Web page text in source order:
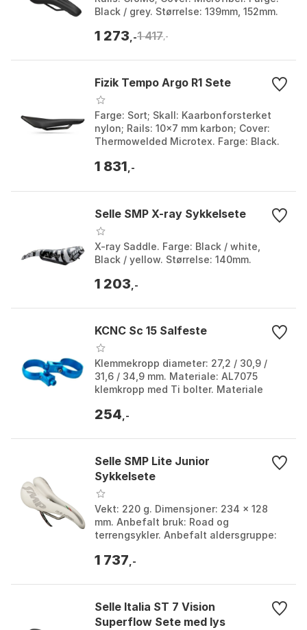
Black / grey. Størrelse: 139mm, 152mm.
1 273 ,-1 417 ,-
Fizik Tempo Argo R1 Sete
Farge: Sort; Skall: Kaarbonforsterket
nylon; Rails: 10x7 mm karbon; Cover:
Thermowelded Microtex. Farge: Black.
1 831 ,-
Selle SMP X-ray Sykkelsete
X-ray Saddle. Farge: Black / white,
Black / yellow. Størrelse: 140mm.
1 203 ,-
KCNC Sc 15 Salfeste
Klemmekropp diameter: 27,2 / 30,9 /
31,6 / 34,9 mm. Materiale: AL7075
klemkropp med Ti bolter. Materiale
SUS bolter. Funksjon...
254 ,-
Selle SMP Lite Junior
Sykkelsete
Vekt: 220 g. Dimensjoner: 234 x 128
mm. Anbefalt bruk: Road og
terrengsykler. Anbefalt aldersgruppe:
Størrelse: 128mm.
1 737 ,-
Selle Italia ST 7 Vision
Superflow Sete med lys